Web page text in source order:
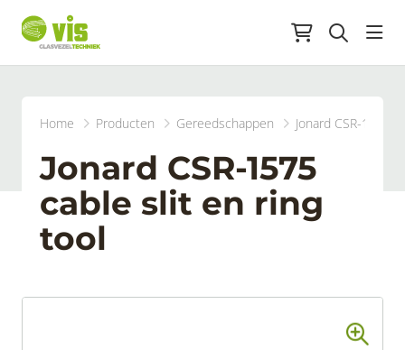
Home Producten Gereedschappen Jonard CSR-1575
Jonard CSR-1575
cable slit en ring
tool